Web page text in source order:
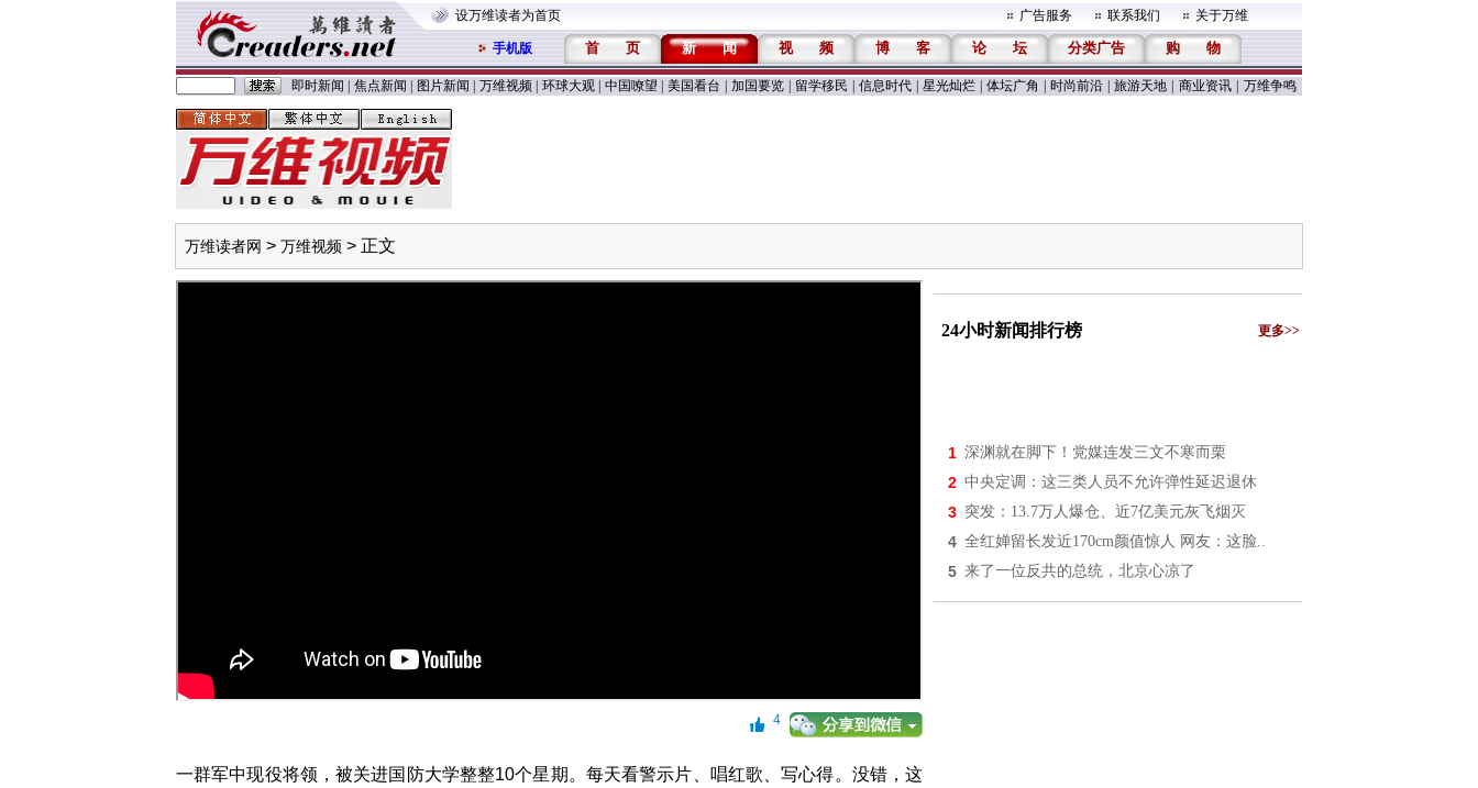
设万维读者为首页 广告服务 联系我们 关于万维
手机版 首 页 新 闻 视 频 博 客 论 坛 分类广告 购 物
即时新闻 焦点新闻 图片新闻 万维视频 环球大观 中国嘹望 美国看台 加国要览 留学移民 信息时代 星光灿烂 体坛广角 时尚前沿 旅游天地 商业资讯 万维争鸣
万维读者网 > 万维视频 > 正文
4
一群军中现役将领，被关进国防大学整整10个星期。每天看警示片、唱红歌、写心得。没错，这
24小时新闻排行榜 更多>>
1 深渊就在脚下！党媒连发三文不寒而栗
2 中央定调：这三类人员不允许弹性延迟退休
3 突发：13.7万人爆仓、近7亿美元灰飞烟灭
4 全红婵留长发近170cm颜值惊人 网友：这脸..
5 来了一位反共的总统，北京心凉了